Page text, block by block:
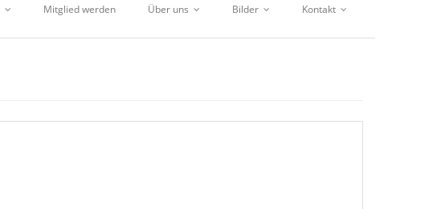
Mitglied werden Über uns Bilder Kontakt